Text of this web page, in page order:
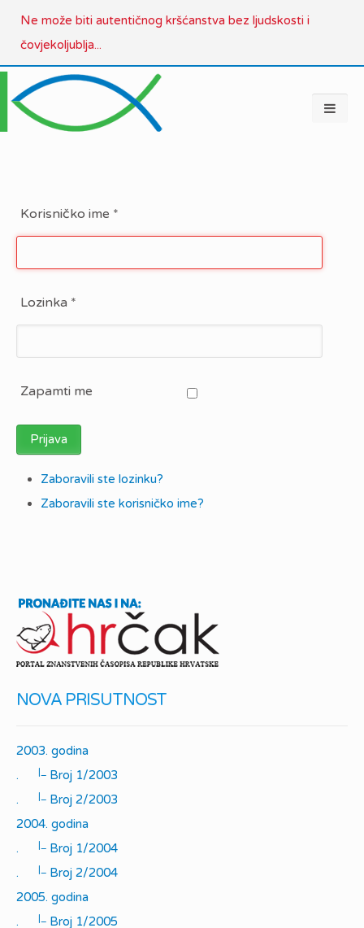
Ne može biti autentičnog kršćanstva bez ljudskosti i
čovjekoljublja...
Korisničko ime *
Lozinka *
Zapamti me
Prijava
Zaboravili ste lozinku?
Zaboravili ste korisničko ime?
NOVA PRISUTNOST
2003. godina
.
|_
Broj 1/2003
.
|_
Broj 2/2003
2004. godina
.
|_
Broj 1/2004
.
|_
Broj 2/2004
2005. godina
.
|_
Broj 1/2005